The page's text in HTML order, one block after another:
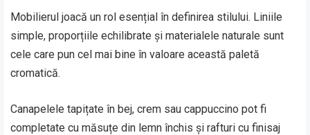
Mobilierul joacă un rol esențial în definirea stilului. Liniile
simple, proporțiile echilibrate și materialele naturale sunt
cele care pun cel mai bine în valoare această paletă
cromatică.
Canapelele tapițate în bej, crem sau cappuccino pot fi
completate cu măsuțe din lemn închis și rafturi cu finisaj